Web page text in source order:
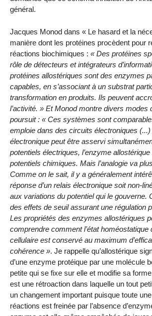
général.
Jacques Monod dans « Le hasard et la
manière dont les protéines procèdent pour
réactions biochimiques : « Des protéines
rôle de détecteurs et intégrateurs
protéines allostériques sont des enzymes
capables, en s’associant à un substrat
transformation en produits. Ils peuvent
l’activité. » Et Monod montre divers modes
poursuit : « Ces systèmes sont
emploie dans des circuits électroniques
électronique peut être asservi
potentiels électriques, l’enzyme allostérique
potentiels chimiques. Mais l’analogie va
Comme on le sait, il y a généralement
réponse d’un relais électronique soit non-
aux variations du potentiel qui le gouverne.
des effets de seuil assurant une régulation
Les propriétés des enzymes allostériques
comprendre comment l’état homéostatique
cellulaire est conservé au maximum
cohérence ». Je rappelle qu’allostérique
d’une enzyme protéique par une molécule
petite qui se fixe sur elle et modifie sa
est une rétroaction dans laquelle un tout
un changement important puisque toute
réactions est freinée par l’absence